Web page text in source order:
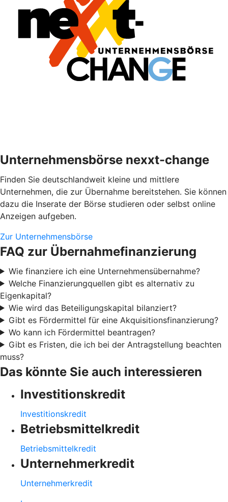
Unternehmensbörse nexxt-change
Finden Sie deutschlandweit kleine und mittlere
Unternehmen, die zur Übernahme bereitstehen. Sie können
dazu die Inserate der Börse studieren oder selbst online
Anzeigen aufgeben.
Zur Unternehmensbörse
FAQ zur Übernahmefinanzierung
Wie finanziere ich eine Unternehmensübernahme?
Welche Finanzierungquellen gibt es alternativ zu
Eigenkapital?
Wie wird das Beteiligungskapital bilanziert?
Gibt es Fördermittel für eine Akquisitionsfinanzierung?
Wo kann ich Fördermittel beantragen?
Gibt es Fristen, die ich bei der Antragstellung beachten
muss?
Das könnte Sie auch interessieren
Investitionskredit
Investitionskredit
Betriebsmittelkredit
Betriebsmittelkredit
Unternehmerkredit
Unternehmerkredit